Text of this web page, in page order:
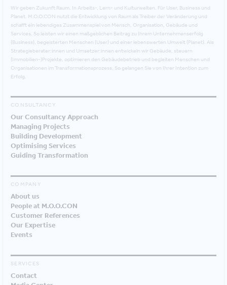
Wir geben Zukunft Raum. In Arbeits-, Lern- und Kulturwelten. Für User, Business und
Planet. M.O.O.CON nutzt die Entwicklung von Raum als Treiber der Veränderung und
schafft ein lebendiges Zusammenspiel von Mensch, Organisation, Gebäude und
Services. So leisten wir einen maßgeblichen Beitrag zu Ihrem Unternehmenserfolg
(Business), begeisterten Menschen (User) und einer lebenswerten Umwelt (Planet). Als
Strategieberater:innen und Umsetzer:innen entwickeln wir Gebäude, steuern
(Immobilien-)Projekte, optimieren den Gebäudebetrieb und begleiten Menschen und
Organisationen im Transformationsprozess. So gelangen Sie von Ihrer Intention zum
Erfolg.
CONSULTANCY
Our Consultancy Approach
Managing Projects
Building Development
Optimising Services
Guiding Transformation
COMPANY
About us
People at M.O.O.CON
Customer References
Our Expertise
Events
SERVICES
Contact